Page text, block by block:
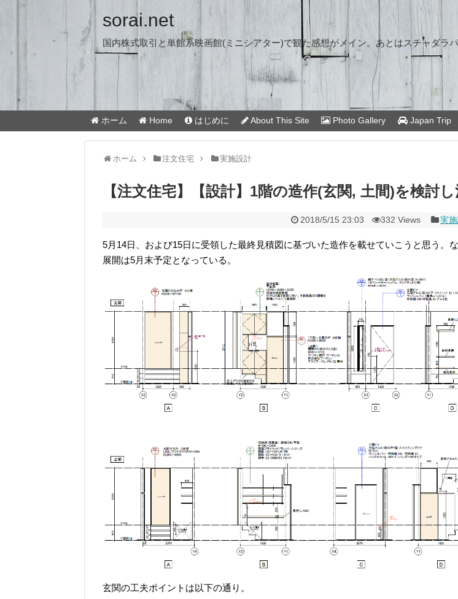
sorai.net
国内株式取引と単館系映画館(ミニシアター)で観た感想がメイン。あとはスチャダラ
ホーム Home はじめに About This Site Photo Gallery Japan Trip
ホーム 注文住宅 実施設計
【注文住宅】【設計】1階の造作(玄関, 土間)を検討
2018/5/15 23:03 332 Views 実
5月14日、および15日に受領した最終見積図に基づいた造作を載せていこうと思う。
展開は5月末予定となっている。
玄関の工夫ポイントは以下の通り。